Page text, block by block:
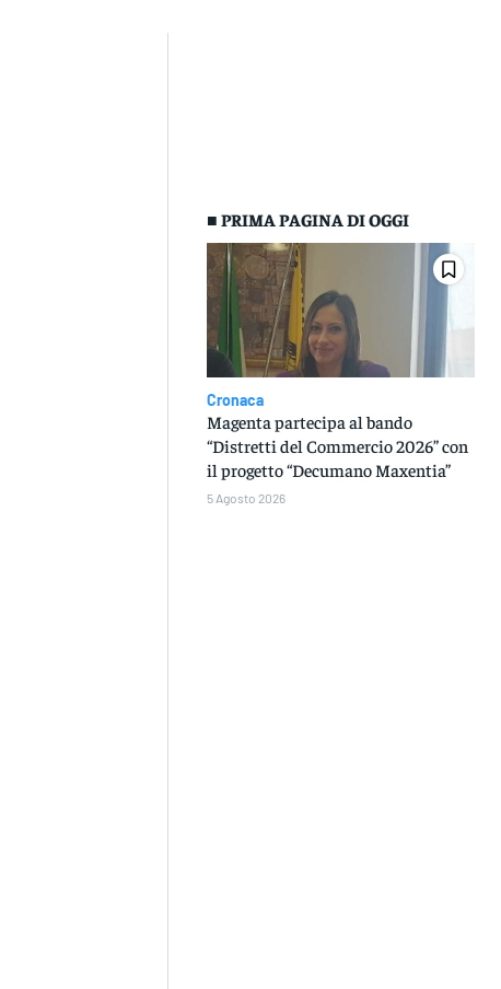
■ PRIMA PAGINA DI OGGI
Cronaca
Magenta partecipa al bando
“Distretti del Commercio 2026” con
il progetto “Decumano Maxentia”
5 Agosto 2026